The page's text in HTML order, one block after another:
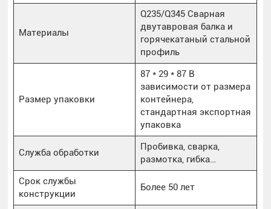
Материалы
Q235/Q345 Сварная
двутавровая балка и
горячекатаный стальной
профиль
Размер упаковки
87 * 29 * 87 В
зависимости от размера
контейнера,
стандартная экспортная
упаковка
Служба обработки
Пробивка, сварка,
размотка, гибка…
Срок службы
конструкции
Более 50 лет